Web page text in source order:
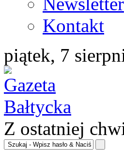
Kontakt
piątek, 7
Z ostatniej